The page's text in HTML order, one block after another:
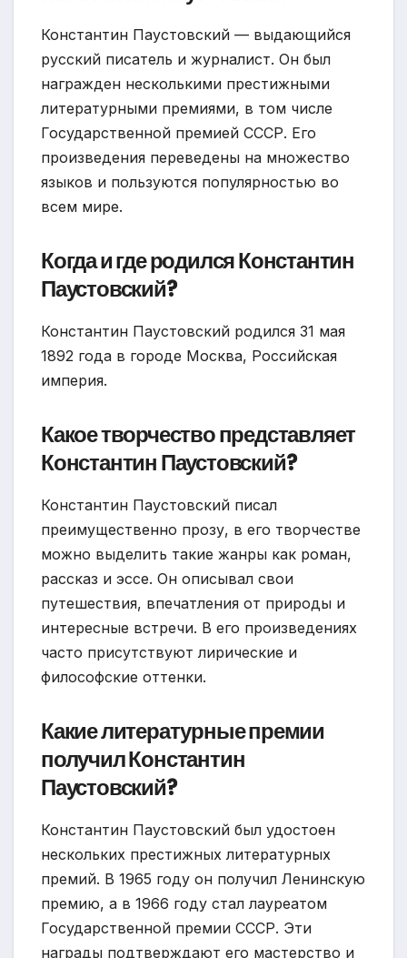
Константин Паустовский — выдающийся
русский писатель и журналист. Он был
награжден несколькими престижными
литературными премиями, в том числе
Государственной премией СССР. Его
произведения переведены на множество
языков и пользуются популярностью во
всем мире.
Когда и где родился Константин
Паустовский?
Константин Паустовский родился 31 мая
1892 года в городе Москва, Российская
империя.
Какое творчество представляет
Константин Паустовский?
Константин Паустовский писал
преимущественно прозу, в его творчестве
можно выделить такие жанры как роман,
рассказ и эссе. Он описывал свои
путешествия, впечатления от природы и
интересные встречи. В его произведениях
часто присутствуют лирические и
философские оттенки.
Какие литературные премии
получил Константин
Паустовский?
Константин Паустовский был удостоен
нескольких престижных литературных
премий. В 1965 году он получил Ленинскую
премию, а в 1966 году стал лауреатом
Государственной премии СССР. Эти
награды подтверждают его мастерство и